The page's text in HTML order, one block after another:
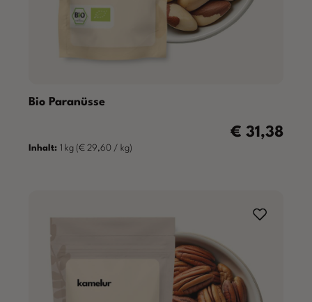
Bio Paranüsse
Regulärer
€ 31,38
Inhalt: 1 kg (€ 29,60 / kg)